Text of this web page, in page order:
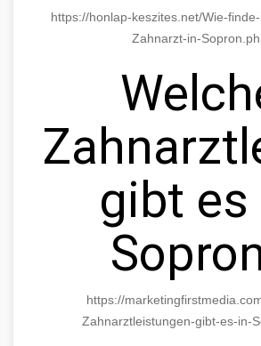
https://honlap-keszites.net/Wie-
Zahnarzt-in-
gibt es
https://
Zahnarztleistungen-gibt-es-in-